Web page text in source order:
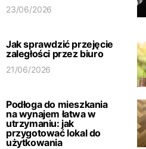
23/06/2026
Jak sprawdzić przejęcie
zaległości przez biuro
21/06/2026
Podłoga do mieszkania
na wynajem łatwa w
utrzymaniu: jak
przygotować lokal do
użytkowania